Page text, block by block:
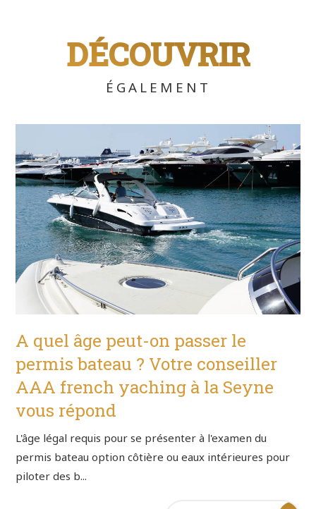
DÉCOUVRIR
ÉGALEMENT
A quel âge peut-on passer le
permis bateau ? Votre conseiller
AAA french yaching à la Seyne
vous répond
L'âge légal requis pour se présenter à l'examen du
permis bateau option côtière ou eaux intérieures pour
piloter des b...